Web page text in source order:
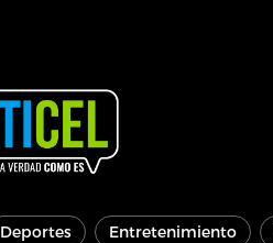
Deportes Entretenimiento